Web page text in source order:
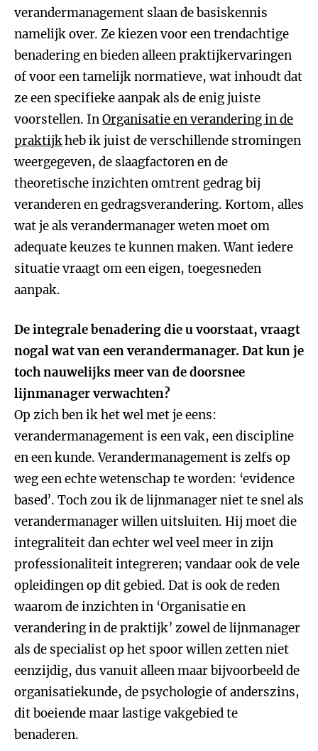
verandermanagement slaan de basiskennis
namelijk over. Ze kiezen voor een trendachtige
benadering en bieden alleen praktijkervaringen
of voor een tamelijk normatieve, wat inhoudt dat
ze een specifieke aanpak als de enig juiste
voorstellen. InOrganisatie en verandering in de
praktijkheb ik juist de verschillende stromingen
weergegeven, de slaagfactoren en de
theoretische inzichten omtrent gedrag bij
veranderen en gedragsverandering. Kortom, alles
wat je als verandermanager weten moet om
adequate keuzes te kunnen maken. Want iedere
situatie vraagt om een eigen, toegesneden
aanpak.
De integrale benadering die u voorstaat, vraagt
nogal wat van een verandermanager. Dat kun je
toch nauwelijks meer van de doorsnee
lijnmanager verwachten?
Op zich ben ik het wel met je eens:
verandermanagement is een vak, een discipline
en een kunde. Verandermanagement is zelfs op
weg een echte wetenschap te worden: ‘evidence
based’. Toch zou ik de lijnmanager niet te snel als
verandermanager willen uitsluiten. Hij moet die
integraliteit dan echter wel veel meer in zijn
professionaliteit integreren; vandaar ook de vele
opleidingen op dit gebied. Dat is ook de reden
waarom de inzichten in ‘Organisatie en
verandering in de praktijk’ zowel de lijnmanager
als de specialist op het spoor willen zetten niet
eenzijdig, dus vanuit alleen maar bijvoorbeeld de
organisatiekunde, de psychologie of anderszins,
dit boeiende maar lastige vakgebied te
benaderen.